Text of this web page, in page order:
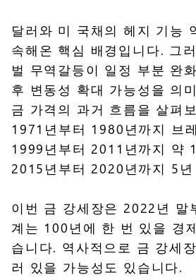
달러와 미 국채의 헤지 기능
속해온 핵심 배경입니다. 그
벌 무역갈등이 일정 부분 완
후 변동성 확대 가능성을 의
금 가격의 과거 흐름을 살펴
1971년부터 1980년까지 브
1999년부터 2011년까지 약
2015년부터 2020년까지 5
이번 금 강세장은 2022년 말
계는 100년에 한 번 있을 경
습니다. 역사적으로 금 강세
러 있을 가능성도 있습니다.